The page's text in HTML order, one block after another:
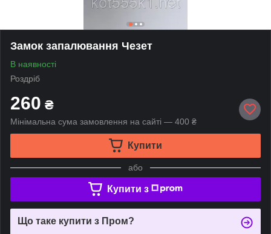
Замок запалювання Чезет
В наявності
Роздріб
260 ₴
Мінімальна сума замовлення на сайті — 400 ₴
Купити
або
Купити з
Що таке купити з Пром?